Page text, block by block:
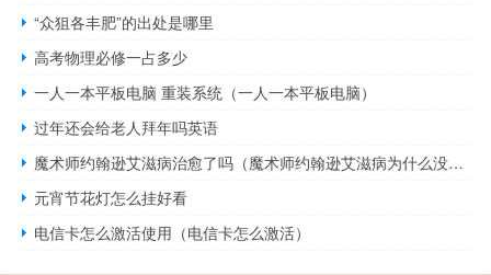
“众狙各丰肥”的出处是哪里
高考物理必修一占多少
一人一本平板电脑 重装系统（一人一本平板电脑）
过年还会给老人拜年吗英语
魔术师约翰逊艾滋病治愈了吗（魔术师约翰逊艾滋病为什么没有死）
元宵节花灯怎么挂好看
电信卡怎么激活使用（电信卡怎么激活）